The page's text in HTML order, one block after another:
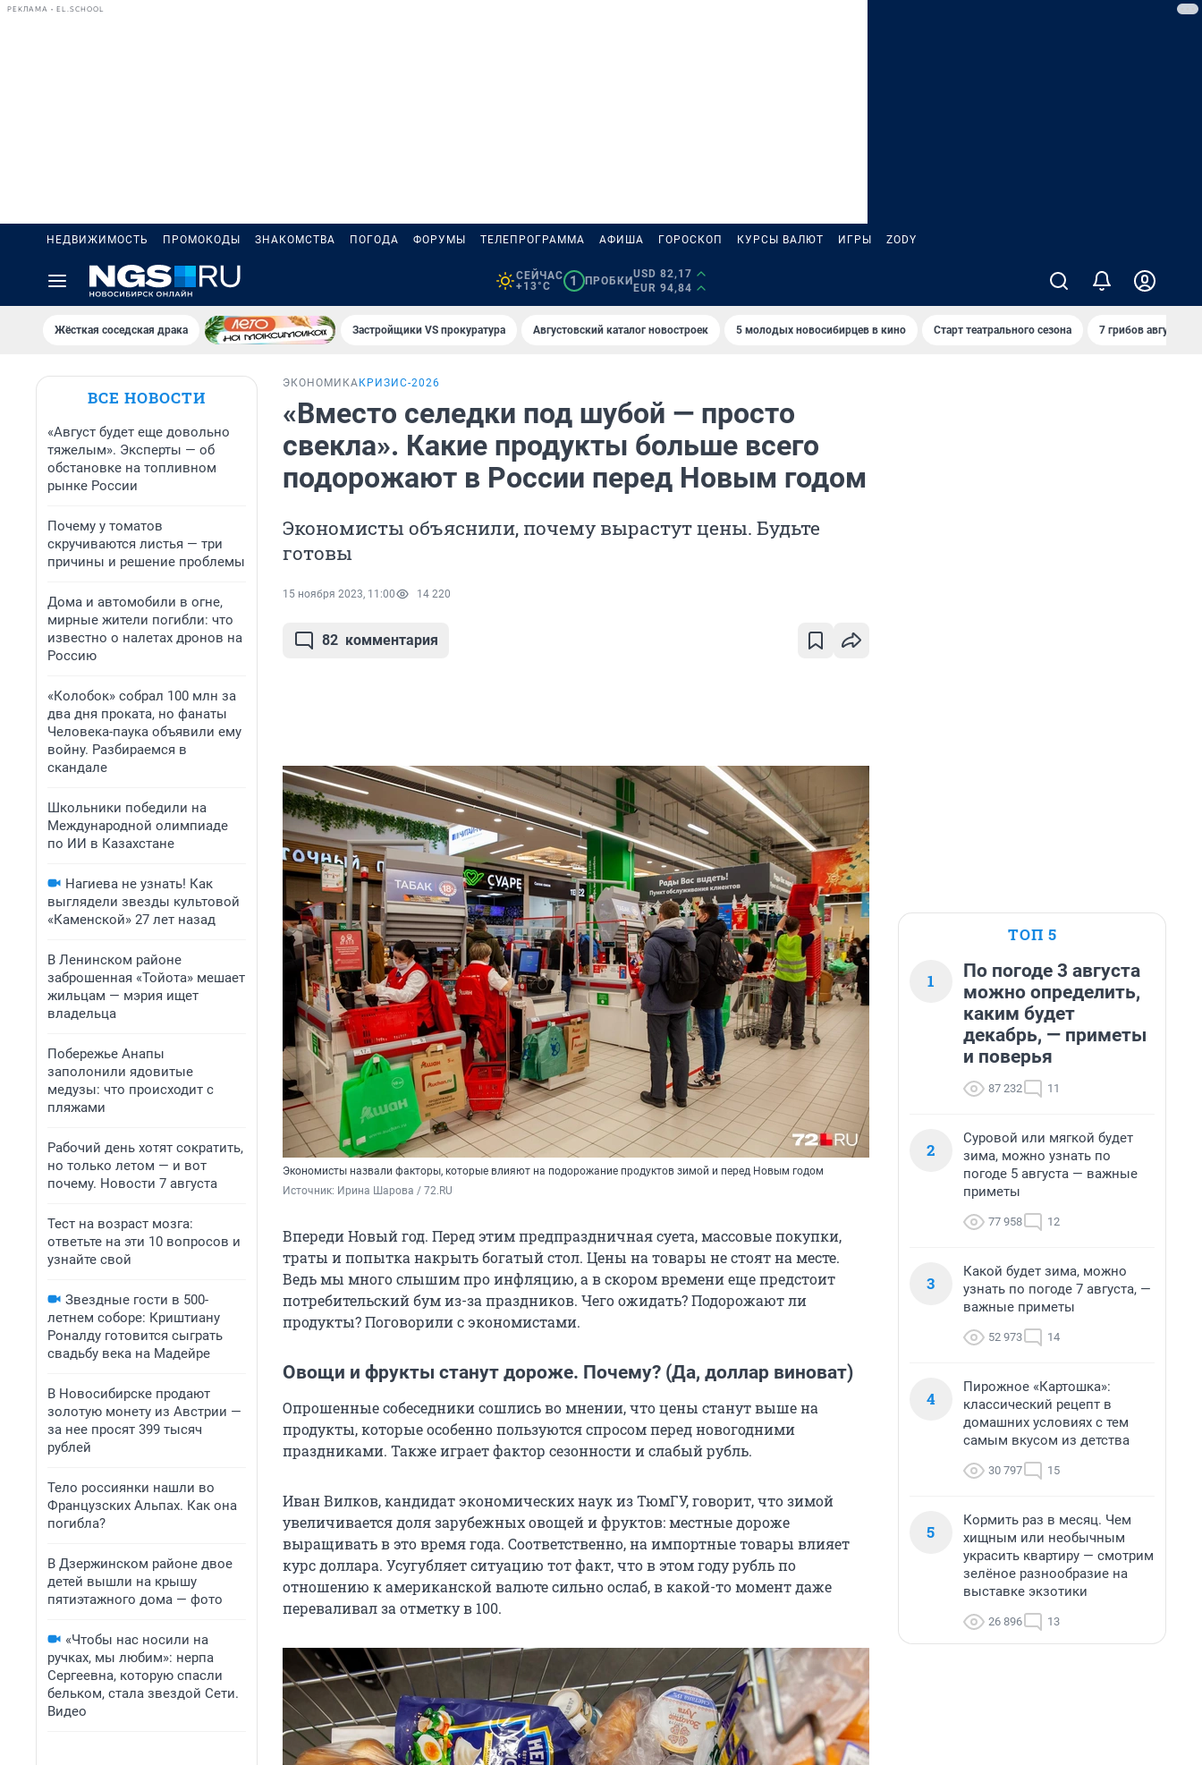
РЕКЛАМА • EL.SCHOOL
НЕДВИЖИМОСТЬ ПРОМОКОДЫ ЗНАКОМСТВА ПОГОДА ФОРУМЫ ТЕЛЕПРОГРАММА АФИША ГОРОСКОП КУРСЫ ВАЛЮТ ИГРЫ ZODY
СЕЙЧАС
+13°C
1 ПРОБКИ
USD 82,17
EUR 94,84
Жёсткая соседская драка Застройщики VS прокуратура Августовский каталог новостроек 5 молодых новосибирцев в кино Старт театрального сезона 7 грибов августа
ВСЕ НОВОСТИ
«Август будет еще довольно
тяжелым». Эксперты — об
обстановке на топливном
рынке России
Почему у томатов
скручиваются листья — три
причины и решение проблемы
Дома и автомобили в огне,
мирные жители погибли: что
известно о налетах дронов на
Россию
«Колобок» собрал 100 млн за
два дня проката, но фанаты
Человека-паука объявили ему
войну. Разбираемся в
скандале
Школьники победили на
Международной олимпиаде
по ИИ в Казахстане
Нагиева не узнать! Как
выглядели звезды культовой
«Каменской» 27 лет назад
В Ленинском районе
заброшенная «Тойота» мешает
жильцам — мэрия ищет
владельца
Побережье Анапы
заполонили ядовитые
медузы: что происходит с
пляжами
Рабочий день хотят сократить,
но только летом — и вот
почему. Новости 7 августа
Тест на возраст мозга:
ответьте на эти 10 вопросов и
узнайте свой
Звездные гости в 500-
летнем соборе: Криштиану
Роналду готовится сыграть
свадьбу века на Мадейре
В Новосибирске продают
золотую монету из Австрии —
за нее просят 399 тысяч
рублей
Тело россиянки нашли во
Французских Альпах. Как она
погибла?
В Дзержинском районе двое
детей вышли на крышу
пятиэтажного дома — фото
«Чтобы нас носили на
ручках, мы любим»: нерпа
Сергеевна, которую спасли
бельком, стала звездой Сети.
Видео
ЭКОНОМИКА КРИЗИС-2026
«Вместо селедки под шубой — просто
свекла». Какие продукты больше всего
подорожают в России перед Новым годом
Экономисты объяснили, почему вырастут цены. Будьте
готовы
15 ноября 2023, 11:00 14 220
82 комментария
Экономисты назвали факторы, которые влияют на подорожание продуктов зимой и перед Новым годом
Источник: Ирина Шарова / 72.RU
Впереди Новый год. Перед этим предпраздничная суета, массовые покупки,
траты и попытка накрыть богатый стол. Цены на товары не стоят на месте.
Ведь мы много слышим про инфляцию, а в скором времени еще предстоит
потребительский бум из-за праздников. Чего ожидать? Подорожают ли
продукты? Поговорили с экономистами.
Овощи и фрукты станут дороже. Почему? (Да, доллар виноват)
Опрошенные собеседники сошлись во мнении, что цены станут выше на
продукты, которые особенно пользуются спросом перед новогодними
праздниками. Также играет фактор сезонности и слабый рубль.
Иван Вилков, кандидат экономических наук из ТюмГУ, говорит, что зимой
увеличивается доля зарубежных овощей и фруктов: местные дороже
выращивать в это время года. Соответственно, на импортные товары влияет
курс доллара. Усугубляет ситуацию тот факт, что в этом году рубль по
отношению к американской валюте сильно ослаб, в какой-то момент даже
переваливал за отметку в 100.
ТОП 5
1
По погоде 3 августа
можно определить,
каким будет
декабрь, — приметы
и поверья
87 232 11
2
Суровой или мягкой будет
зима, можно узнать по
погоде 5 августа — важные
приметы
77 958 12
3
Какой будет зима, можно
узнать по погоде 7 августа, —
важные приметы
52 973 14
4
Пирожное «Картошка»:
классический рецепт в
домашних условиях с тем
самым вкусом из детства
30 797 15
5
Кормить раз в месяц. Чем
хищным или необычным
украсить квартиру — смотрим
зелёное разнообразие на
выставке экзотики
26 896 13